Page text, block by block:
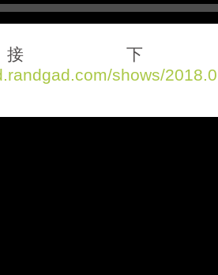
shows/